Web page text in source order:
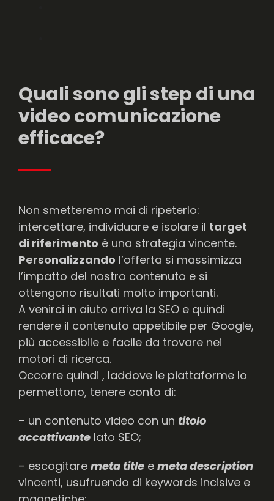
Quali sono gli step di una
video comunicazione
efficace?
Non smetteremo mai di ripeterlo:
intercettare, individuare e isolare il target
di riferimento è una strategia vincente.
Personalizzando l’offerta si massimizza
l’impatto del nostro contenuto e si
ottengono risultati molto importanti.
A venirci in aiuto arriva la SEO e quindi
rendere il contenuto appetibile per Google,
più accessibile e facile da trovare nei
motori di ricerca.
Occorre quindi , laddove le piattaforme lo
permettono, tenere conto di:
– un contenuto video con un titolo
accattivante lato SEO;
– escogitare meta title e meta description
vincenti, usufruendo di keywords incisive e